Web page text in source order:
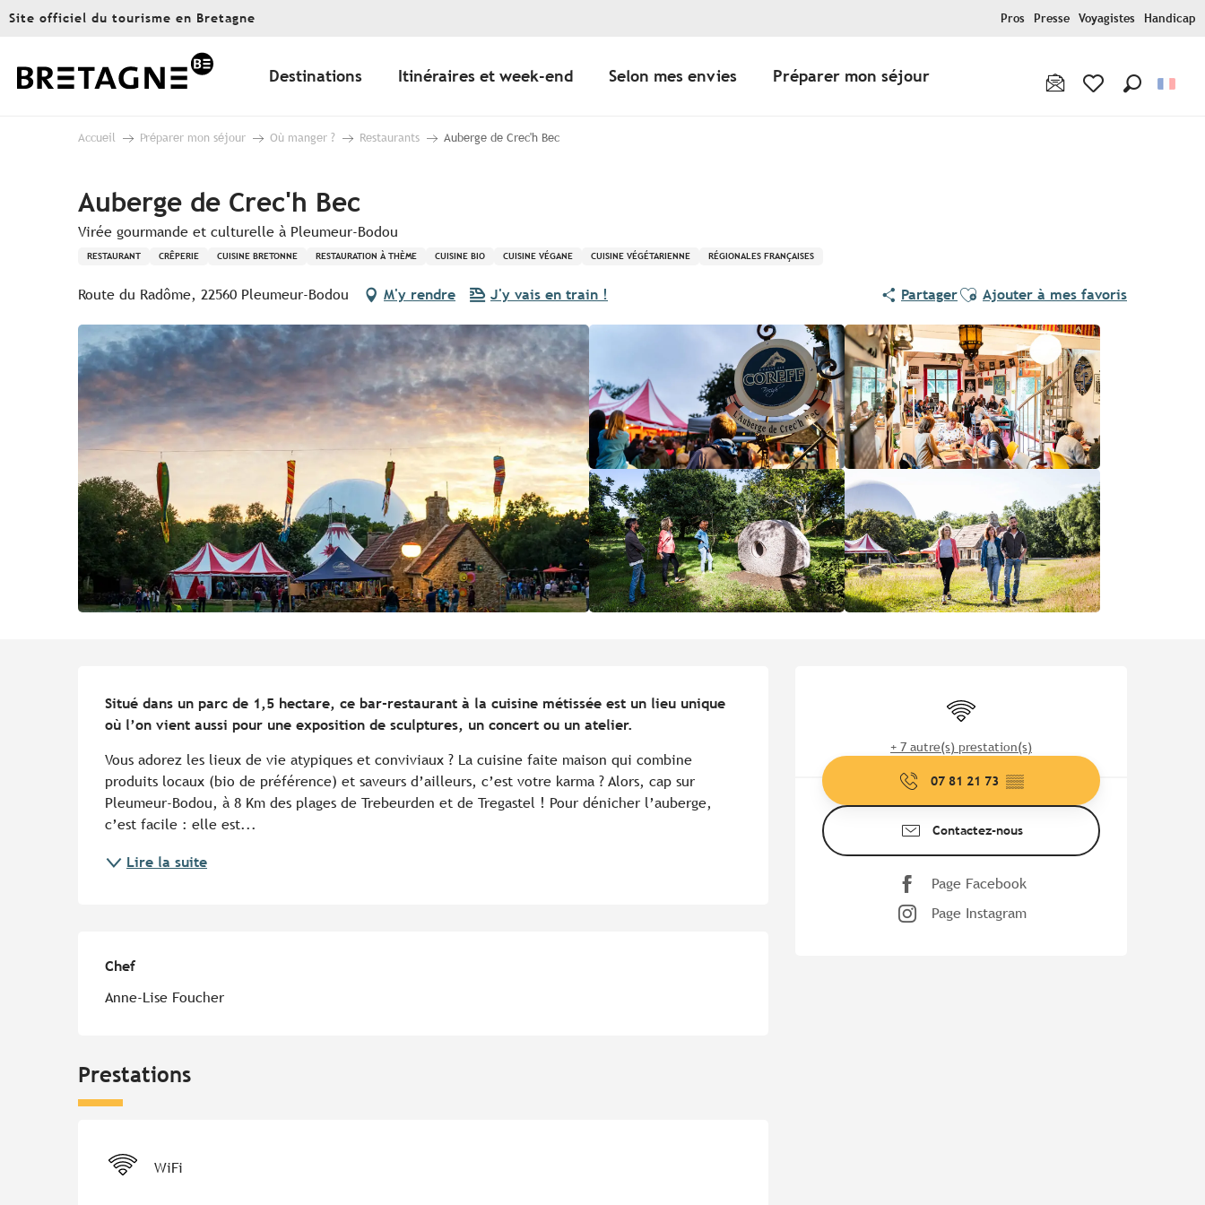
Aller
principal
Site officiel du tourisme en Bretagne Pros Presse Voyagistes Handicap
Destinations Itinéraires et week-end Selon mes envies Préparer mon séjour
Accueil Préparer mon séjour Où manger ? Restaurants Auberge de Crec'h Bec
Auberge de Crec'h Bec
Virée gourmande et culturelle à Pleumeur-Bodou
RESTAURANT CRÊPERIE CUISINE BRETONNE RESTAURATION À THÈME CUISINE BIO CUISINE VÉGANE CUISINE VÉGÉTARIENNE RÉGIONALES FRANÇAISES
Route du Radôme, 22560 Pleumeur-Bodou M'y rendre J'y vais en train ! PartagerAjouter aux favoris
Ajouter à mes favoris
WiFi
+ 7 autre(s) prestation(s)
07 81 21 73 ▒▒
Contactez-nous
Page Facebook
Page Instagram
Situé dans un parc de 1,5 hectare, ce bar-restaurant à la cuisine métissée est un lieu unique
où l’on vient aussi pour une exposition de sculptures, un concert ou un atelier.
Vous adorez les lieux de vie atypiques et conviviaux ? La cuisine faite maison qui combine
produits locaux (bio de préférence) et saveurs d’ailleurs, c’est votre karma ? Alors, cap sur
Pleumeur-Bodou, à 8 Km des plages de Trebeurden et de Tregastel ! Pour dénicher l’auberge,
c’est facile : elle est...
Lire la suite
Chef
Chef
Anne-Lise Foucher
Prestations
WiFi